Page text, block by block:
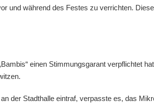
und während des Festes zu verrichten. Diese
einen Stimmungsgarant verpflichtet
der Stadthalle eintraf, verpasste es, das